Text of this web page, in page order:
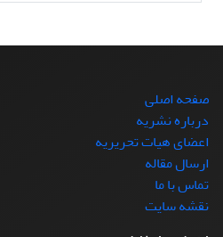
صفحه اصلی
درباره نشریه
اعضای هیات تحریریه
ارسال مقاله
تماس با ما
نقشه سایت